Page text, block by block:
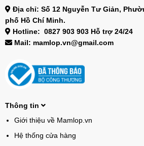
Địa chỉ: Số 12 Nguyễn Tư Giản,
phố Hồ Chí Minh.
Hotline: 0827 903 903 Hỗ trợ 24/24
Mail: mamlop.vn@gmail.com
Thông tin
Giới thiệu về Mamlop.vn
Hệ thống cửa hàng